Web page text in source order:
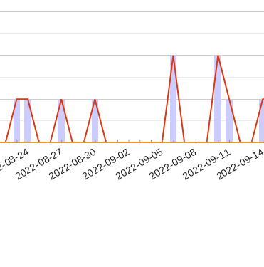
24
2022-08-272022-08-302022-09-022022-09-052022-09-082022-09-112022-09-14